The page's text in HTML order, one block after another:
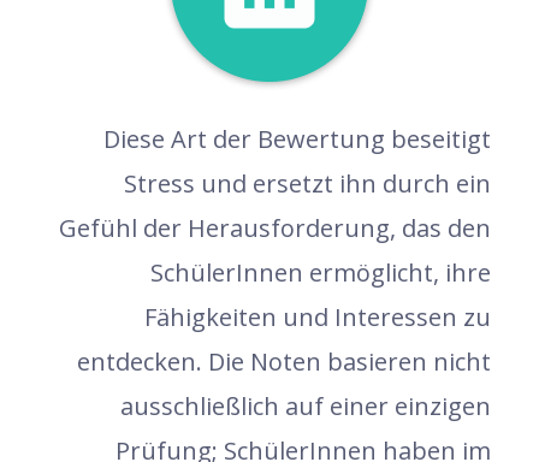
Diese Art der Bewertung beseitigt
Stress und ersetzt ihn durch ein
Gefühl der Herausforderung, das den
SchülerInnen ermöglicht, ihre
Fähigkeiten und Interessen zu
entdecken. Die Noten basieren nicht
ausschließlich auf einer einzigen
Prüfung; SchülerInnen haben im